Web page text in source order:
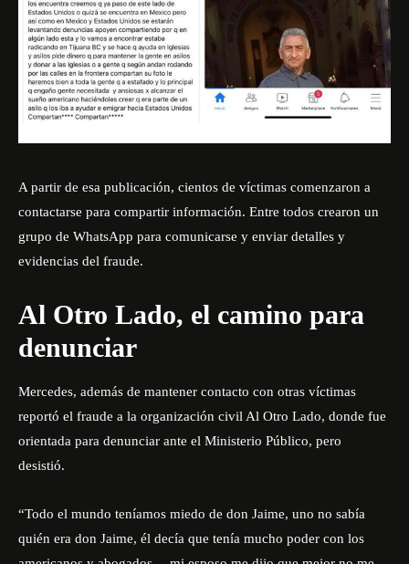
A partir de esa publicación, cientos de víctimas comenzaron a
contactarse para compartir información. Entre todos crearon un
grupo de WhatsApp para comunicarse y enviar detalles y
evidencias del fraude.
Al Otro Lado, el camino para
denunciar
Mercedes, además de mantener contacto con otras víctimas
reportó el fraude a la organización civil Al Otro Lado, donde fue
orientada para denunciar ante el Ministerio Público, pero
desistió.
“Todo el mundo teníamos miedo de don Jaime, uno no sabía
quién era don Jaime, él decía que tenía mucho poder con los